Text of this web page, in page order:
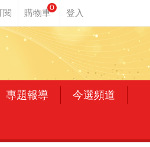
0
專題報導 今選頻道